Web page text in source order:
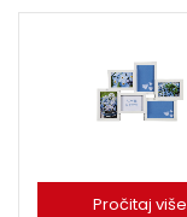
Pročitaj više